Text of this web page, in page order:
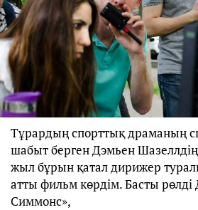
Тұрардың спорттық драманың
шабыт берген Дэмьен
жыл бұрын қатал дирижер
атты фильм көрдім. Басты
Симмонс»,